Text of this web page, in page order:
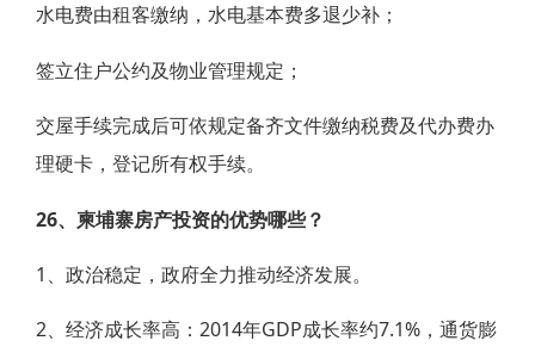
水电费由租客缴纳，水电基本费多退少补；
签立住户公约及物业管理规定；
交屋手续完成后可依规定备齐文件缴纳税费及代办费办
理硬卡，登记所有权手续。
26、柬埔寨房产投资的优势哪些？
1、政治稳定，政府全力推动经济发展。
2、经济成长率高：2014年GDP成长率约7.1%，通货膨